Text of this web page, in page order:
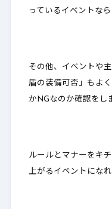
っているイベントなら
その他、イベントや
盾の装備可否」もよ
かNGなのか確認をし
ルールとマナーをキ
上がるイベントにな